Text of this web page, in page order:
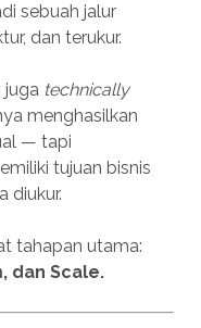
sebuah jalur
dan terukur.
technically
menghasilkan
— tapi
tujuan bisnis
diukur.
tahapan utama:
dan Scale.